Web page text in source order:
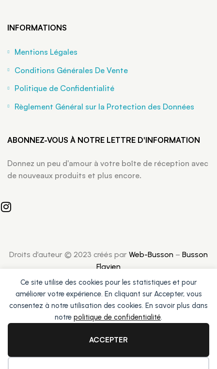
Ce site utilise des cookies pour les statistiques et pour
améliorer votre expérience. En cliquant sur Accepter, vous
consentez à notre utilisation des cookies. En savoir plus dans
notre politique de confidentialité.
ACCEPTER
INFORMATIONS
Mentions Légales
Conditions Générales De Vente
Politique de Confidentialité
Règlement Général sur la Protection des Données
ABONNEZ-VOUS À NOTRE LETTRE D'INFORMATION
Donnez un peu d'amour à votre boîte de réception avec
de nouveaux produits et plus encore.
Droits d’auteur © 2023 créés par Web-Busson – Busson
Flavien